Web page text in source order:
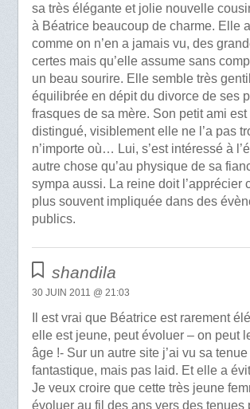
sa très élégante et jolie nouvelle
à Béatrice beaucoup de charme. Elle
comme on n’en a jamais vu, des
certes mais qu’elle assume sans
un beau sourire. Elle semble très
équilibrée en dépit du divorce de ses
frasques de sa mère. Son petit ami est
distingué, visiblement elle ne l’a pas
n’importe où… Lui, s’est intéressé à
autre chose qu’au physique de sa
sympa aussi. La reine doit l’apprécier
plus souvent impliquée dans des
publics.
shandila
30 JUIN 2011 @ 21:03
Il est vrai que Béatrice est rarement
elle est jeune, peut évoluer – on peut
âge !- Sur un autre site j’ai vu sa tenue
fantastique, mais pas laid. Et elle a
Je veux croire que cette très jeune
évoluer au fil des ans vers des tenues